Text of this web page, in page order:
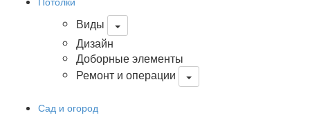
Виды
Дизайн
Доборные элементы
Ремонт и операции
Сад и огород